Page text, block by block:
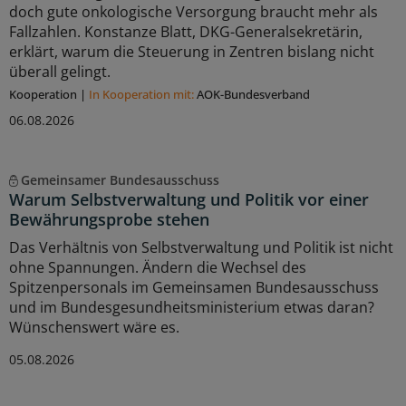
doch gute onkologische Versorgung braucht mehr als
Fallzahlen. Konstanze Blatt, DKG-Generalsekretärin,
erklärt, warum die Steuerung in Zentren bislang nicht
überall gelingt.
Kooperation | In Kooperation mit:AOK-Bundesverband
06.08.2026
Gemeinsamer Bundesausschuss
Warum Selbstverwaltung und Politik vor einer
Bewährungsprobe stehen
Das Verhältnis von Selbstverwaltung und Politik ist nicht
ohne Spannungen. Ändern die Wechsel des
Spitzenpersonals im Gemeinsamen Bundesausschuss
und im Bundesgesundheitsministerium etwas daran?
Wünschenswert wäre es.
05.08.2026